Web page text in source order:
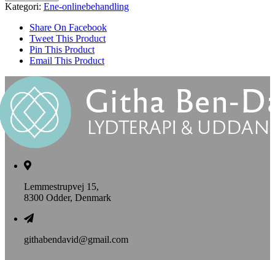
Kategori: Ene-onlinebehandling
Share On Facebook
Tweet This Product
Pin This Product
Email This Product
Lemmestrupvej 15,
8300 Odder, Denmark
githabendavid@gmail.com